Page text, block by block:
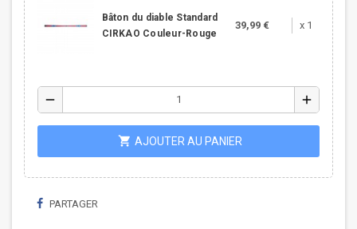
Bâton du diable Standard
CIRKAO Couleur-Rouge
39,99 € x 1
remove add
shopping_cart AJOUTER AU PANIER
PARTAGER